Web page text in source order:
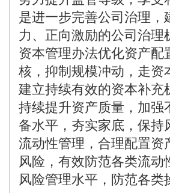
是进一步完善公司治理
力、正向激励的公司治
资本管理办法优化资产
核，抑制规模冲动，走
建立持续有效的资本补
持续提升资产质量，加
备水平，夯实家底，保
流动性管理，合理配置
风险，有效防范各类流
风险管理水平，防范各